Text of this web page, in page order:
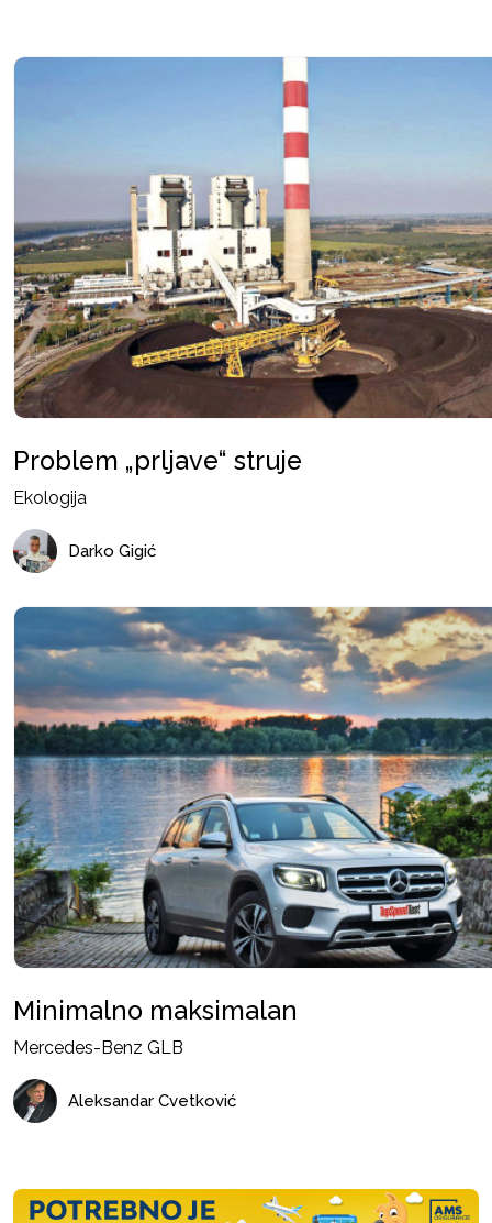
Problem „prljave“ struje
Ekologija
Darko Gigić
Minimalno maksimalan
Mercedes-Benz GLB
Aleksandar Cvetković